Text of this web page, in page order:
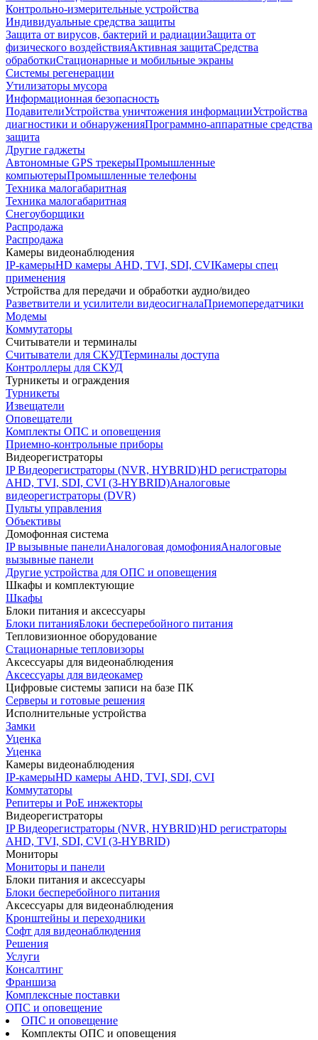
Контрольно-измерительные устройства
Индивидуальные средства защиты
Защита от вирусов, бактерий и радиацииЗащита от
физического воздействияАктивная защитаСредства
обработкиСтационарные и мобильные экраны
Системы регенерации
Утилизаторы мусора
Информационная безопасность
ПодавителиУстройства уничтожения информацииУстройства
диагностики и обнаруженияПрограммно-аппаратные средства
защита
Другие гаджеты
Автономные GPS трекерыПромышленные
компьютерыПромышленные телефоны
Техника малогабаритная
Техника малогабаритная
Снегоуборщики
Распродажа
Распродажа
Камеры видеонаблюдения
IP-камерыHD камеры AHD, TVI, SDI, CVIКамеры спец
применения
Устройства для передачи и обработки аудио/видео
Разветвители и усилители видеосигналаПриемопередатчики
Модемы
Коммутаторы
Считыватели и терминалы
Считыватели для СКУДТерминалы доступа
Контроллеры для СКУД
Турникеты и ограждения
Турникеты
Извещатели
Оповещатели
Комплекты ОПС и оповещения
Приемно-контрольные приборы
Видеорегистраторы
IP Видеорегистраторы (NVR, HYBRID)HD регистраторы
AHD, TVI, SDI, CVI (3-HYBRID)Аналоговые
видеорегистраторы (DVR)
Пульты управления
Объективы
Домофонная система
IP вызывные панелиАналоговая домофонияАналоговые
вызывные панели
Другие устройства для ОПС и оповещения
Шкафы и комплектующие
Шкафы
Блоки питания и аксессуары
Блоки питанияБлоки бесперебойного питания
Тепловизионное оборудование
Стационарные тепловизоры
Аксессуары для видеонаблюдения
Аксессуары для видеокамер
Цифровые системы записи на базе ПК
Серверы и готовые решения
Исполнительные устройства
Замки
Уценка
Уценка
Камеры видеонаблюдения
IP-камерыHD камеры AHD, TVI, SDI, CVI
Коммутаторы
Репитеры и PoE инжекторы
Видеорегистраторы
IP Видеорегистраторы (NVR, HYBRID)HD регистраторы
AHD, TVI, SDI, CVI (3-HYBRID)
Мониторы
Мониторы и панели
Блоки питания и аксессуары
Блоки бесперебойного питания
Аксессуары для видеонаблюдения
Кронштейны и переходники
Софт для видеонаблюдения
Решения
Услуги
Консалтинг
Франшиза
Комплексные поставки
ОПС и оповещение
ОПС и оповещение
Комплекты ОПС и оповещения